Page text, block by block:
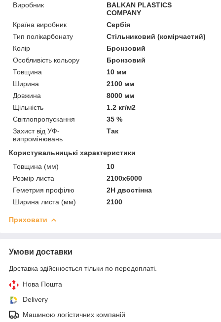
Виробник
BALKAN PLASTICS
COMPANY
Країна виробник
Сербія
Тип полікарбонату
Стільниковий (комірчастий)
Колір
Бронзовий
Особливість кольору
Бронзовий
Товщина
10 мм
Ширина
2100 мм
Довжина
8000 мм
Щільність
1.2 кг/м2
Світлопропускання
35 %
Захист від УФ-
випромінювань
Так
Користувальницькі характеристики
Товщина (мм)
10
Розмір листа
2100х6000
Геметрия профілю
2Н двостінна
Ширина листа (мм)
2100
Приховати
Умови доставки
Доставка здійснюється тільки по передоплаті.
Нова Пошта
Delivery
Машиною логістичних компаній